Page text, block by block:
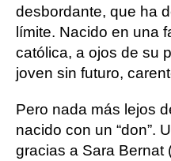
desbordante, que ha
límite. Nacido en una
católica, a ojos de su
joven sin futuro,
Pero nada más lejos
nacido con un “don”.
gracias a Sara Bernat